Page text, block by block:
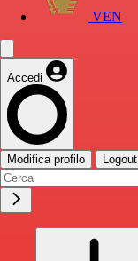
VEN
Accedi
Modifica profilo Logout